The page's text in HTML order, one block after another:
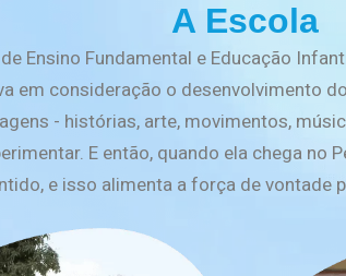
A Escola
Ensino Fundamental e Educação
em consideração o desenvolvimento
- histórias, arte, movimentos,
E então, quando ela chega no
e isso alimenta a força de vontade